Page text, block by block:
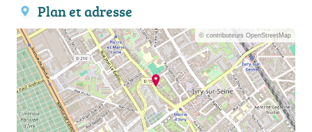
Plan et adresse
© contributeurs OpenStreetMap